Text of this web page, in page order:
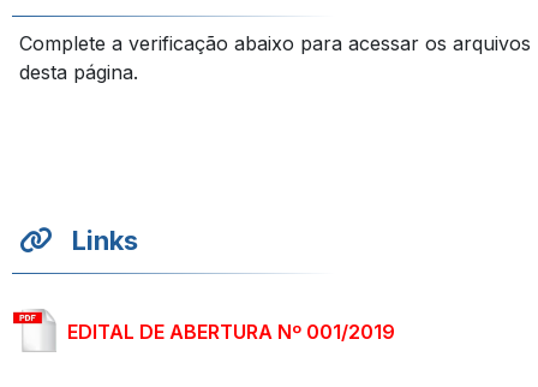
Complete a verificação abaixo para acessar os arquivos
desta página.
Links
EDITAL DE ABERTURA Nº 001/2019